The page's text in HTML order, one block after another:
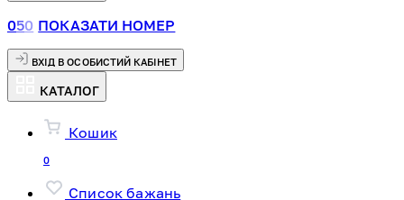
050 ПОКАЗАТИ НОМЕР
ВХІД В ОСОБИСТИЙ КАБІНЕТ
КАТАЛОГ
Кошик
0
Список бажань